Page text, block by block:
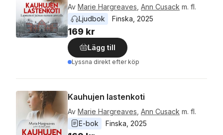
Av Marie Hargreaves Ann Cusack m. fl.
Ljudbok
Finska 2025
169 kr
Lägg till
Lyssna direkt efter köp
Kauhujen lastenkoti
Av Marie Hargreaves Ann Cusack m. fl.
E-bok
Finska 2025